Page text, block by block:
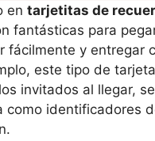
en tarjetitas de
fantásticas para
fácilmente y entregar
este tipo de
invitados al llegar,
identificadores